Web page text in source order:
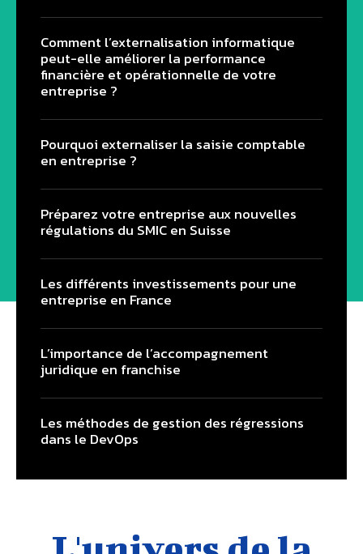
Comment l’externalisation informatique
peut-elle améliorer la performance
financière et opérationnelle de votre
entreprise ?
Pourquoi externaliser la saisie comptable
en entreprise ?
Préparez votre entreprise aux nouvelles
régulations du SMIC en Suisse
Les différents investissements pour une
entreprise en France
L’importance de l’accompagnement
juridique en franchise
Les méthodes de gestion des régressions
dans le DevOps